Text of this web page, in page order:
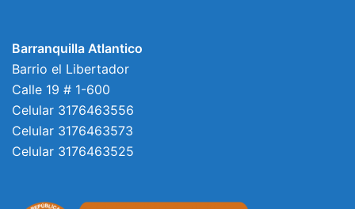
Barranquilla Atlantico
Barrio el Libertador
Calle 19 # 1-600
Celular 3176463556
Celular 3176463573
Celular 3176463525